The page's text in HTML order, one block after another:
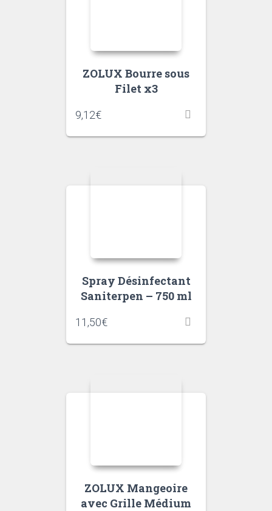
ZOLUX Bourre sous
Filet x3
9,12€
Spray Désinfectant
Saniterpen – 750 ml
11,50€
ZOLUX Mangeoire
avec Grille Médium